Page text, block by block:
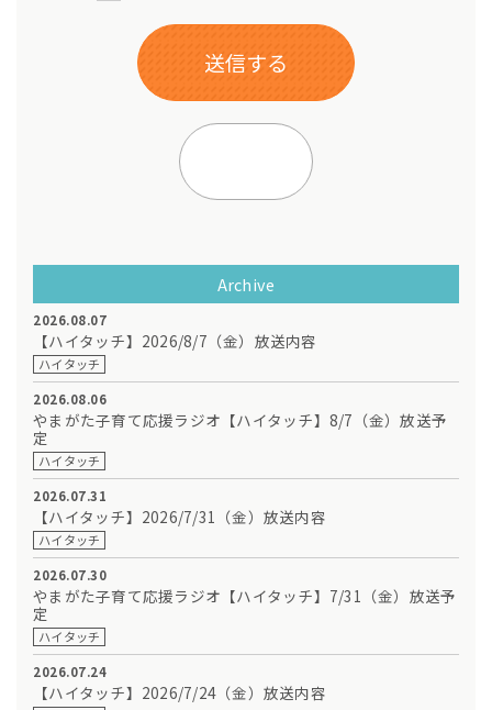
Archive
2026.08.07
【ハイタッチ】2026/8/7（金）放送内容
ハイタッチ
2026.08.06
やまがた子育て応援ラジオ【ハイタッチ】8/7（金）放送予
定
ハイタッチ
2026.07.31
【ハイタッチ】2026/7/31（金）放送内容
ハイタッチ
2026.07.30
やまがた子育て応援ラジオ【ハイタッチ】7/31（金）放送予
定
ハイタッチ
2026.07.24
【ハイタッチ】2026/7/24（金）放送内容